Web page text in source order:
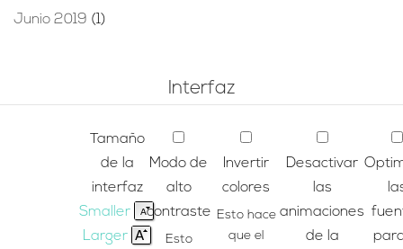
Junio 2019 (1)
Interfaz
Tamaño
de la
interfaz
Smaller
Larger
Modo de
alto
contraste
Esto
Invertir
colores
Esto hace
que el
Desactivar
las
animaciones
de la